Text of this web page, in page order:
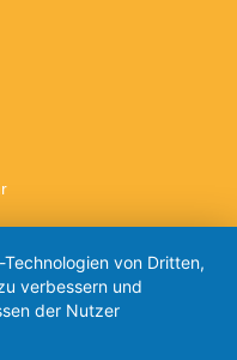
von Dritten,
verbessern und
der Nutzer